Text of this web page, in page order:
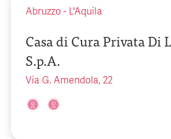
Abruzzo - L'Aquila
Casa di Cura Privata Di
S.p.A.
Via G. Amendola, 22